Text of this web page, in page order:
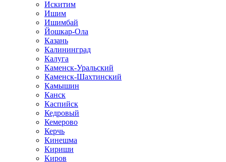
Искитим
Ишим
Ишимбай
Йошкар-Ола
Казань
Калининград
Калуга
Каменск-Уральский
Каменск-Шахтинский
Камышин
Канск
Каспийск
Кедровый
Кемерово
Керчь
Кинешма
Кириши
Киров